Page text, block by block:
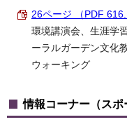
26ページ （PDF
環境講演会、生涯学
ーラルガーデン文化
ウォーキング
情報コーナー（スポ